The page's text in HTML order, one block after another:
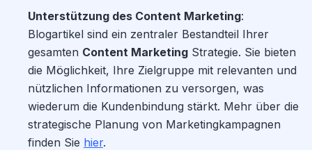
Unterstützung des Content Marketing:
Blogartikel sind ein zentraler Bestandteil Ihrer
gesamten Content Marketing Strategie. Sie bieten
die Möglichkeit, Ihre Zielgruppe mit relevanten und
nützlichen Informationen zu versorgen, was
wiederum die Kundenbindung stärkt. Mehr über die
strategische Planung von Marketingkampagnen
finden Sie hier.